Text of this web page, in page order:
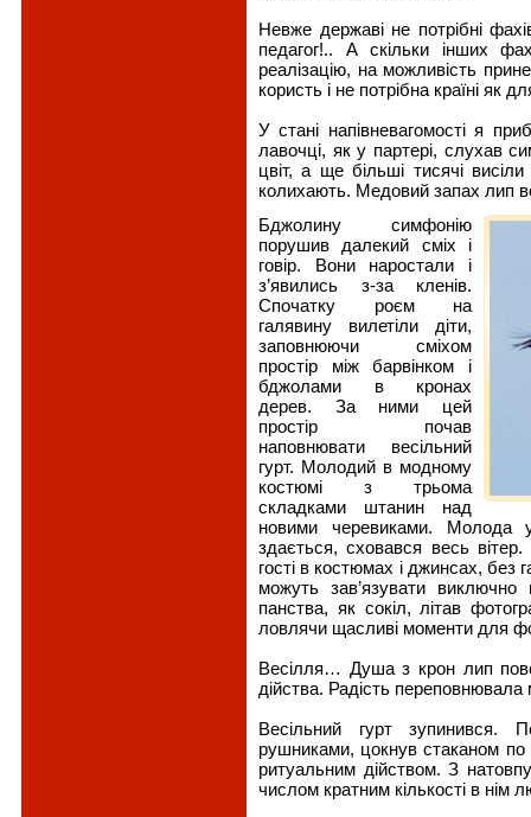
Невже державі не потрібні
педагог!.. А скільки інших
реалізацію, на можливість
користь і не потрібна країні як
У стані напівневагомості я
лавочці, як у партері, слухав
цвіт, а ще більші тисячі
колихають. Медовий запах лип
Бджолину симфонію
порушив далекий сміх і
говір. Вони наростали і
з’явились з-за кленів.
Спочатку роєм на
галявину вилетіли діти,
заповнюючи сміхом
простір між барвінком і
бджолами в кронах
дерев. За ними цей
простір почав
наповнювати весільний
гурт. Молодий в модному
костюмі з трьома
складками штанин над
новими черевиками. Молода
здається, сховався весь
гості в костюмах і джинсах, без
можуть зав’язувати
панства, як сокіл, літав
ловлячи щасливі моменти для
Весілля… Душа з крон лип
дійства. Радість переповнювала
Весільний гурт зупинився.
рушниками, цокнув стаканом
ритуальним дійством. З
числом кратним кількості в нім